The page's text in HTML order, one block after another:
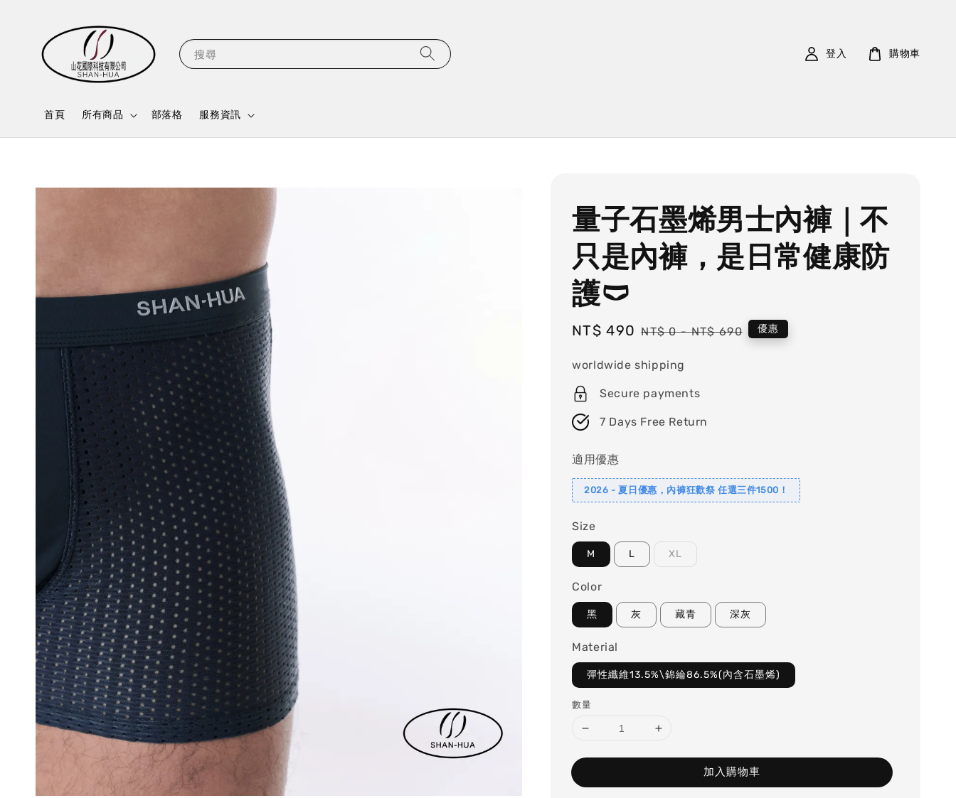
搜尋
首頁 所有商品 部落格 服務資訊
登入 購物車
量子石墨烯男士內褲｜不
只是內褲，是日常健康防
護🩲
Sale
NT$ 490 Regular
NT$ 0-NT$ 690 優惠
worldwide shipping
Secure payments
7 Days Free Return
適用優惠
2026 - 夏日優惠，內褲狂歡祭 任選三件1500！
Size
M L XL
Color
黑 灰 藏青 深灰
Material
彈性纖維13.5%\錦綸86.5%(內含石墨烯)
數量
加入購物車